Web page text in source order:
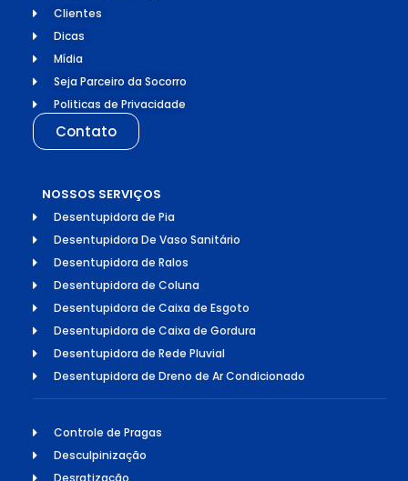
Clientes
Dicas
Mídia
Seja Parceiro da Socorro
Politicas de Privacidade
Contato
NOSSOS SERVIÇOS
Desentupidora de Pia
Desentupidora De Vaso Sanitário
Desentupidora de Ralos
Desentupidora de Coluna
Desentupidora de Caixa de Esgoto
Desentupidora de Caixa de Gordura
Desentupidora de Rede Pluvial
Desentupidora de Dreno de Ar Condicionado
Controle de Pragas
Desculpinização